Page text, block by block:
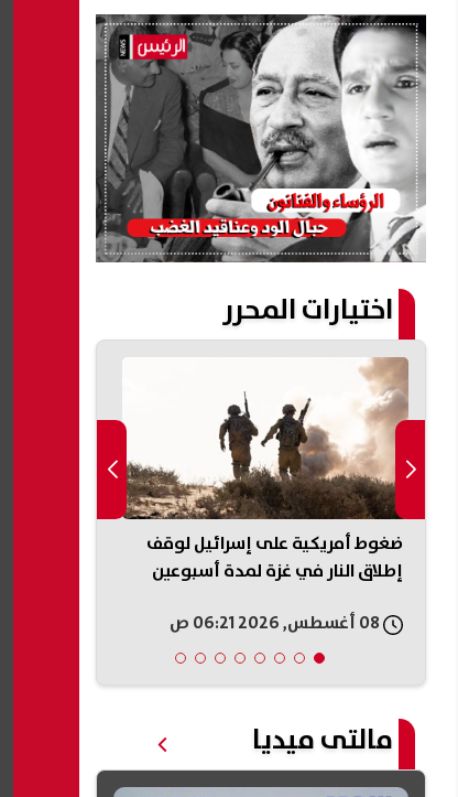
اختيارات المحرر
ضغوط أمريكية على إسرائيل لوقف
إطلاق النار في غزة لمدة أسبوعين
مالتى ميديا